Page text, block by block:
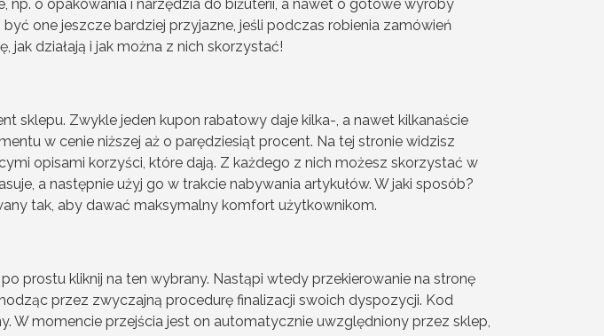
o opakowania i narzędzia do biżuterii, a nawet o gotowe wyroby
one jeszcze bardziej przyjazne, jeśli podczas robienia zamówień
działają i jak można z nich skorzystać!
sklepu. Zwykle jeden kupon rabatowy daje kilka-, a nawet kilkanaście
w cenie niższej aż o parędziesiąt procent. Na tej stronie widzisz
opisami korzyści, które dają. Z każdego z nich możesz skorzystać w
a następnie użyj go w trakcie nabywania artykułów. W jaki sposób?
tak, aby dawać maksymalny komfort użytkownikom.
prostu kliknij na ten wybrany. Nastąpi wtedy przekierowanie na stronę
przez zwyczajną procedurę finalizacji swoich dyspozycji. Kod
W momencie przejścia jest on automatycznie uwzględniony przez sklep,